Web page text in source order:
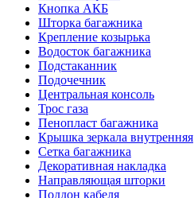
Кнопка АКБ
Шторка багажника
Крепление козырька
Водосток багажника
Подстаканник
Подочечник
Центральная консоль
Трос газа
Пенопласт багажника
Крышка зеркала внутренняя
Сетка багажника
Декоративная накладка
Направляющая шторки
Поддон кабеля